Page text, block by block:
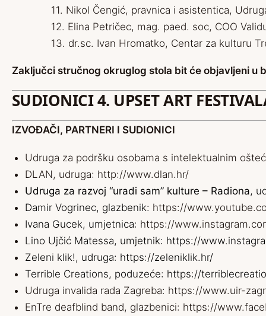
11. Nikol Čengić, pravnica i asistentica,
12. Elina Petričec, mag. paed. soc, COO
13. dr.sc. Ivan Hromatko, Centar za kulturu
Zaključci stručnog okruglog stola bit će objavljeni u
SUDIONICI 4. UPSET ART
IZVOĐAČI, PARTNERI I SUDIONICI
Udruga za podršku osobama s intelektualnim
DLAN, udruga: http://www.dlan.hr/
Udruga za razvoj “uradi sam” kulture – Radiona,
Damir Vogrinec, glazbenik: https://
Ivana Gucek, umjetnica: https://
Lino Ujčić Matessa, umjetnik: https://
Zeleni klik!, udruga: https://zeleniklik.hr/
Terrible Creations, poduzeće: https://
Udruga invalida rada Zagreba: https://www.uir-
EnTre deafblind band, glazbenici: https://